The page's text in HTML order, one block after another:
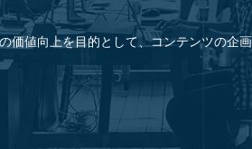
価値向上を目的として、コンテンツの企